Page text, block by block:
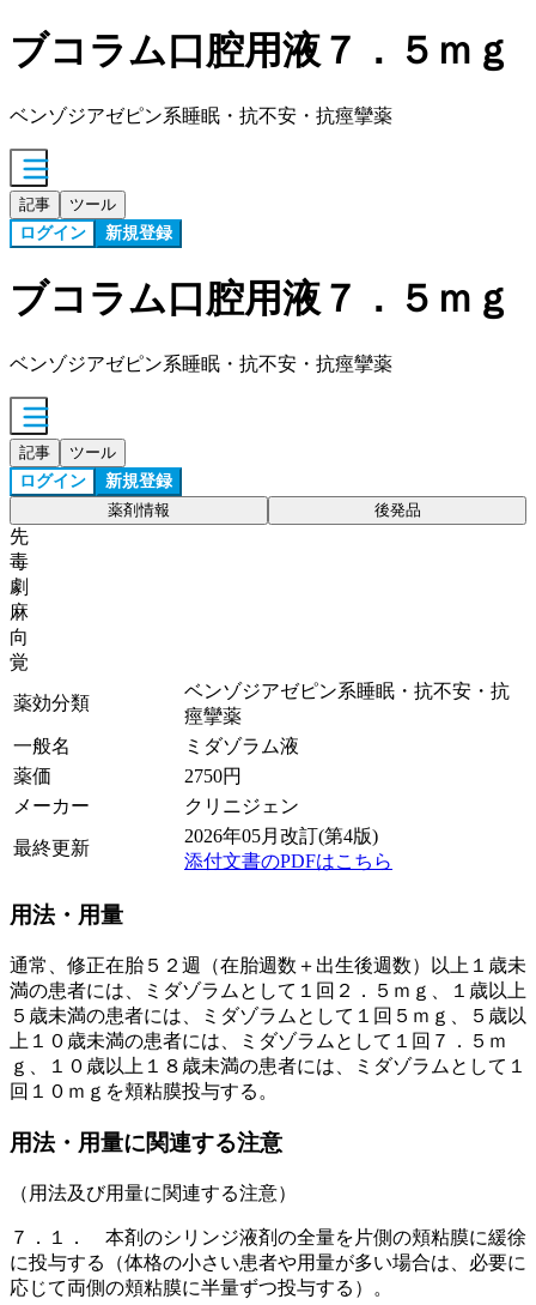
ブコラム口腔用液７．５ｍｇ
ベンゾジアゼピン系睡眠・抗不安・抗痙攣薬
記事 ツール
ログイン 新規登録
ブコラム口腔用液７．５ｍｇ
ベンゾジアゼピン系睡眠・抗不安・抗痙攣薬
記事 ツール
ログイン 新規登録
薬剤情報 後発品
先
毒
劇
麻
向
覚
薬効分類
ベンゾジアゼピン系睡眠・抗不安・抗
痙攣薬
一般名
ミダゾラム液
薬価
2750円
メーカー
クリニジェン
最終更新
2026年05月改訂(第4版)
添付文書のPDFはこちら
用法・用量
通常、修正在胎５２週（在胎週数＋出生後週数）以上１歳未
満の患者には、ミダゾラムとして１回２．５ｍｇ、１歳以上
５歳未満の患者には、ミダゾラムとして１回５ｍｇ、５歳以
上１０歳未満の患者には、ミダゾラムとして１回７．５ｍ
ｇ、１０歳以上１８歳未満の患者には、ミダゾラムとして１
回１０ｍｇを頬粘膜投与する。
用法・用量に関連する注意
（用法及び用量に関連する注意）
７．１． 本剤のシリンジ液剤の全量を片側の頬粘膜に緩徐
に投与する（体格の小さい患者や用量が多い場合は、必要に
応じて両側の頬粘膜に半量ずつ投与する）。